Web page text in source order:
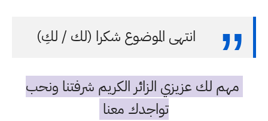
انتهى الموضوع شكرا (لك / لكِ)
مهم لك عزيزي الزائر الكريم شرفتنا ونحب
تواجدك معنا